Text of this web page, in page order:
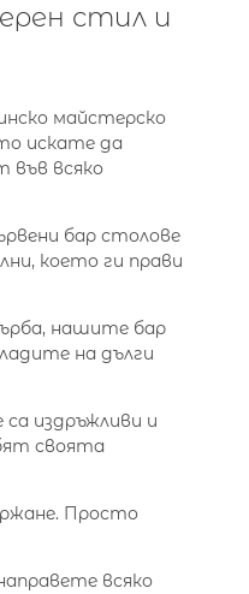
стил и
майстерско
искате да
всяко
бар столове
което ги прави
нашите бар
на дълги
издръжливи и
своята
Просто
всяко